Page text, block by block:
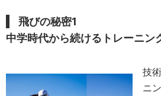
飛びの秘密1
中学時代から続けるトレーニン
技
ニ